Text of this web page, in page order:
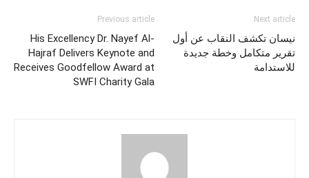
Previous article
His Excellency Dr. Nayef Al-
Hajraf Delivers Keynote and
Receives Goodfellow Award at
SWFI Charity Gala
Next article
نيسان تكشف النقاب عن أول
تقرير متكامل وخطة جديدة
للاستدامة